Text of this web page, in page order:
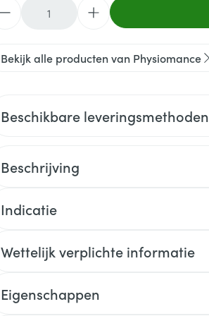
Bekijk alle producten van Physiomance
Beschikbare leveringsmethoden
Beschrijving
Indicatie
Wettelijk verplichte informatie
Eigenschappen